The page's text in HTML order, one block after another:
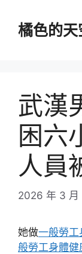
橘色的天
武漢
困六
人員
2026 年 3 月
她做一般勞工
般勞工身體健